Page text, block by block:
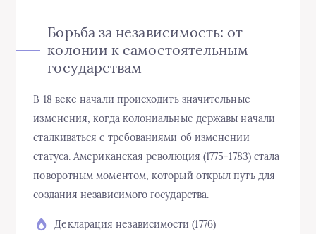
Борьба за независимость: от
колонии к самостоятельным
государствам
В 18 веке начали происходить значительные
изменения, когда колониальные державы начали
сталкиваться с требованиями об изменении
статуса. Американская революция (1775-1783) стала
поворотным моментом, который открыл путь для
создания независимого государства.
Декларация независимости (1776)